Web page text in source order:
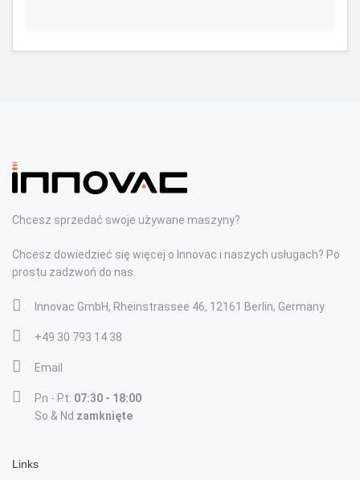
Chcesz sprzedać swoje używane maszyny?
Chcesz dowiedzieć się więcej o Innovac i naszych usługach? Po
prostu zadzwoń do nas.
Innovac GmbH, Rheinstrassee 46, 12161 Berlin, Germany
+49 30 793 14 38
Email
Pn - Pt: 07:30 - 18:00
So & Nd zamknięte
Links